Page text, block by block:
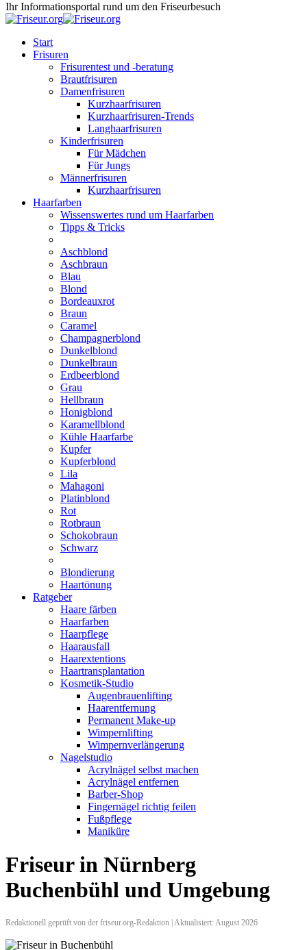
Ihr Informationsportal rund um den Friseurbesuch
Start
Frisuren
Frisurentest und -beratung
Brautfrisuren
Damenfrisuren
Kurzhaarfrisuren
Kurzhaarfrisuren-Trends
Langhaarfrisuren
Kinderfrisuren
Für Mädchen
Für Jungs
Männerfrisuren
Kurzhaarfrisuren
Haarfarben
Wissenswertes rund um Haarfarben
Tipps & Tricks
Aschblond
Aschbraun
Blau
Blond
Bordeauxrot
Braun
Caramel
Champagnerblond
Dunkelblond
Dunkelbraun
Erdbeerblond
Grau
Hellbraun
Honigblond
Karamellblond
Kühle Haarfarbe
Kupfer
Kupferblond
Lila
Mahagoni
Platinblond
Rot
Rotbraun
Schokobraun
Schwarz
Blondierung
Haartönung
Ratgeber
Haare färben
Haarfarben
Haarpflege
Haarausfall
Haarextentions
Haartransplantation
Kosmetik-Studio
Augenbrauenlifting
Haarentfernung
Permanent Make-up
Wimpernlifting
Wimpernverlängerung
Nagelstudio
Acrylnägel selbst machen
Acrylnägel entfernen
Barber-Shop
Fingernägel richtig feilen
Fußpflege
Maniküre
Friseur in Nürnberg
Buchenbühl und Umgebung
Redaktionell geprüft von der friseur.org-Redaktion | Aktualisiert: August 2026